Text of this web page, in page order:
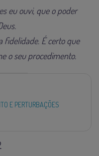
eu ouvi, que o poder
fidelidade. É certo que
o seu procedimento.
E PERTURBAÇÕES